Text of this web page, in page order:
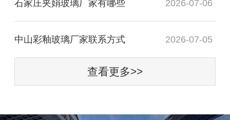
石家庄夹娟玻璃厂家有哪些 2026-07-06
中山彩釉玻璃厂家联系方式 2026-07-05
查看更多>>